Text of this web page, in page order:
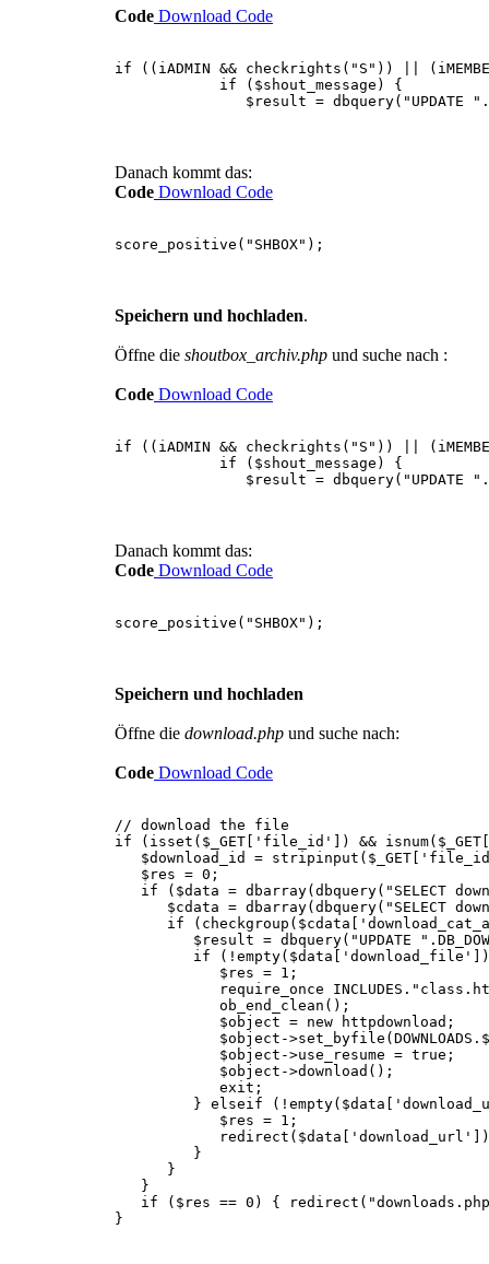
Code Download Code
if ((iADMIN && checkrights("S")) ||
if ($shout_message) {
$result = dbquery("UPDATE
Danach kommt das:
Code Download Code
score_positive("SHBOX");
Speichern und hochladen.
Öffne die shoutbox_archiv.php und suche nach :
Code Download Code
if ((iADMIN && checkrights("S")) ||
if ($shout_message) {
$result = dbquery("UPDATE
Danach kommt das:
Code Download Code
score_positive("SHBOX");
Speichern und hochladen
Öffne die download.php und suche nach:
Code Download Code
// download the file
if (isset($_GET['file_id']) &&
$download_id =
$res = 0;
if ($data = dbarray(dbquery("SELECT
$cdata = dbarray(dbquery("SELECT
if
$result = dbquery("UPDATE
if (!empty($data['download_file']) &&
$res = 1;
require_once
ob_end_clean();
$object = new httpdownload;
$object-
$object->use_resume = true;
$object->download();
exit;
} elseif
$res = 1;
}
}
}
if ($res == 0) {
}